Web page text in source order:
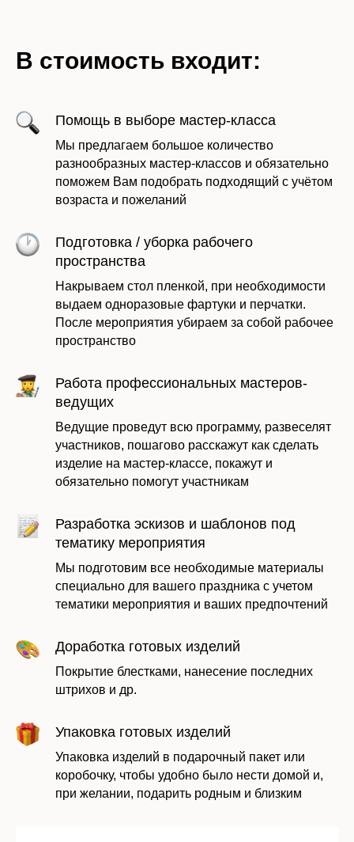
В стоимость входит:
Помощь в выборе мастер-класса
Мы предлагаем большое количество
разнообразных мастер-классов и обязательно
поможем Вам подобрать подходящий с учётом
возраста и пожеланий
Подготовка / уборка рабочего
пространства
Накрываем стол пленкой, при необходимости
выдаем одноразовые фартуки и перчатки.
После мероприятия убираем за собой рабочее
пространство
Работа профессиональных мастеров-
ведущих
Ведущие проведут всю программу, развеселят
участников, пошагово расскажут как сделать
изделие на мастер-классе, покажут и
обязательно помогут участникам
Разработка эскизов и шаблонов под
тематику мероприятия
Мы подготовим все необходимые материалы
специально для вашего праздника с учетом
тематики мероприятия и ваших предпочтений
Доработка готовых изделий
Покрытие блестками, нанесение последних
штрихов и др.
Упаковка готовых изделий
Упаковка изделий в подарочный пакет или
коробочку, чтобы удобно было нести домой и,
при желании, подарить родным и близким
Оставить заявку
политикой
Отправить заявку